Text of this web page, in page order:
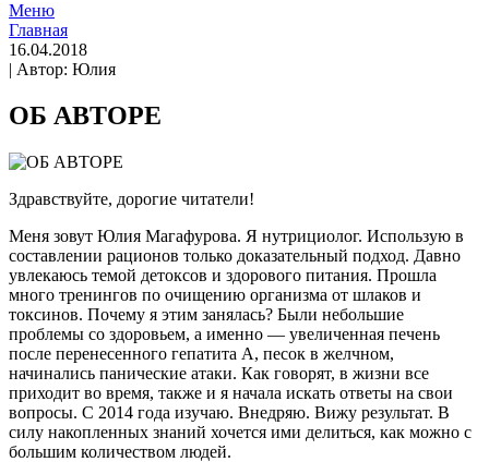
Меню
Главная
16.04.2018
| Автор: Юлия
ОБ АВТОРЕ
Здравствуйте, дорогие читатели!
Меня зовут Юлия Магафурова. Я нутрициолог. Использую в
составлении рационов только доказательный подход. Давно
увлекаюсь темой детоксов и здорового питания. Прошла
много тренингов по очищению организма от шлаков и
токсинов. Почему я этим занялась? Были небольшие
проблемы со здоровьем, а именно — увеличенная печень
после перенесенного гепатита А, песок в желчном,
начинались панические атаки. Как говорят, в жизни все
приходит во время, также и я начала искать ответы на свои
вопросы. С 2014 года изучаю. Внедряю. Вижу результат. В
силу накопленных знаний хочется ими делиться, как можно с
большим количеством людей.